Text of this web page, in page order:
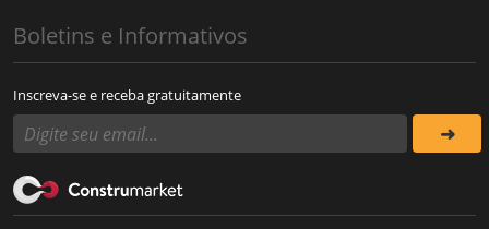
Boletins e Informativos
Inscreva-se e receba gratuitamente